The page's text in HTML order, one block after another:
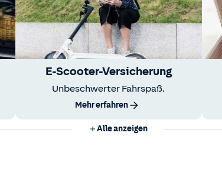
E-Scooter-Versicherung
Unbeschwerter Fahrspaß.
Mehr erfahren
Alle anzeigen